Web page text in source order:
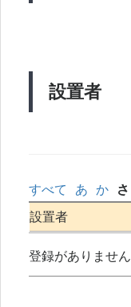
設置者
すべて あ か さ
設置者
登録がありません